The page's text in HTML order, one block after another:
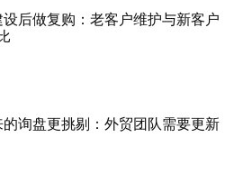
后做复购：老客户维护与新客户
询盘更挑剔：外贸团队需要更新